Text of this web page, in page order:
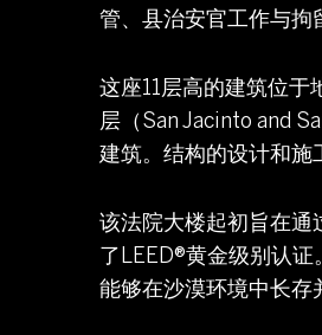
管、县治安官工作与拘
这座11层高的建筑位
层（San Jacinto and
建筑。结构的设计和施
该法院大楼起初旨在通
了LEED®黄金级别认
能够在沙漠环境中长存